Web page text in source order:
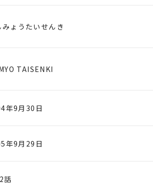
みょうたいせんき
TAISENKI
年9月30日
年9月29日
話